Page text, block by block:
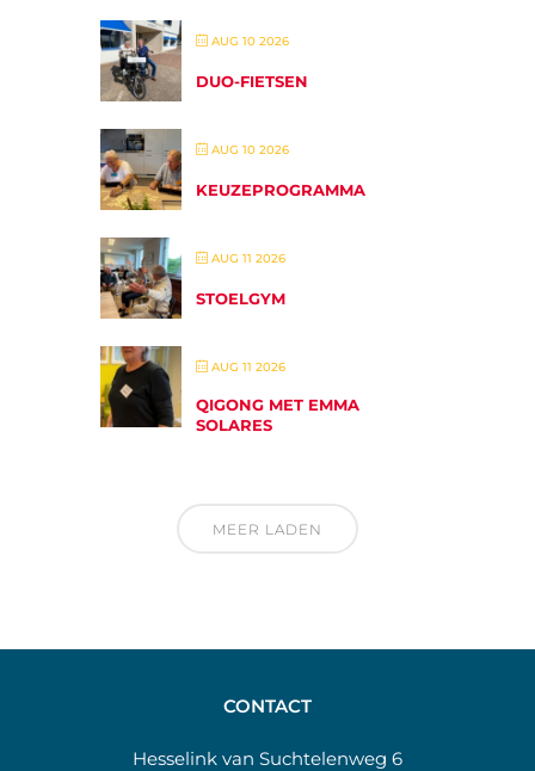
AUG 10 2026
DUO-FIETSEN
AUG 10 2026
KEUZEPROGRAMMA
AUG 11 2026
STOELGYM
AUG 11 2026
QIGONG MET EMMA
SOLARES
MEER LADEN
CONTACT
Hesselink van Suchtelenweg 6